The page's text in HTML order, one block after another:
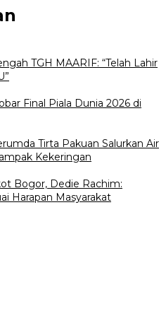
TGH MAARIF: “Telah Lahir
Final Piala Dunia 2026 di
Tirta Pakuan Salurkan Air
Kekeringan
Bogor, Dedie Rachim:
Harapan Masyarakat